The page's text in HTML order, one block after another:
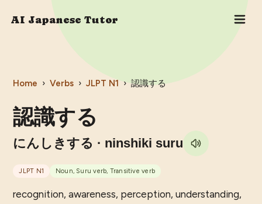
AI Japanese Tutor
Home › Verbs › JLPT N1 › 認識する
認識する
にんしきする · ninshiki suru
JLPT N1 Noun, Suru verb, Transitive verb
recognition, awareness, perception, understanding,